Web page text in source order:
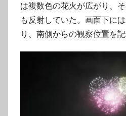
は複数色の花火が広がり、
も反射していた。画面下に
り、南側からの観察位置を記